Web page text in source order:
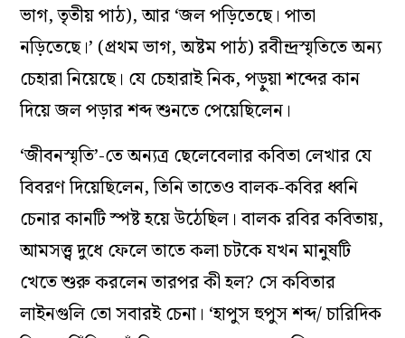
ভাগ, তৃতীয় পাঠ), আর ‘জলপড়িতেছে। পাতা
নড়িতেছে।’ (প্রথম ভাগ, অষ্টম পাঠ) রবীন্দ্রস্মৃতিতেঅন্য
চেহারা নিয়েছে। যে চেহারাই নিক,পড়ুয়াশব্দেরকান
দিয়ে জল পড়ার শব্দ শুনতেপেয়েছিলেন।
‘জীবনস্মৃতি’-তেঅন্যত্রছেলেবেলারকবিতা লেখারযে
বিবরণ দিয়েছিলেন, তিনি তাতেও বালক-কবিরধ্বনি
চেনারকানটি স্পষ্ট হয়ে উঠেছিল।বালক রবির কবিতায়,
আমসত্ত্বদুধে ফেলে তাতে কলা চটকে যখনমানুষটি
খেতে শুরু করলেন তারপর কী হল? সে কবিতার
লাইনগুলি তোসবারইচেনা। ‘হাপুসহুপুসশব্দ/ চারিদিক